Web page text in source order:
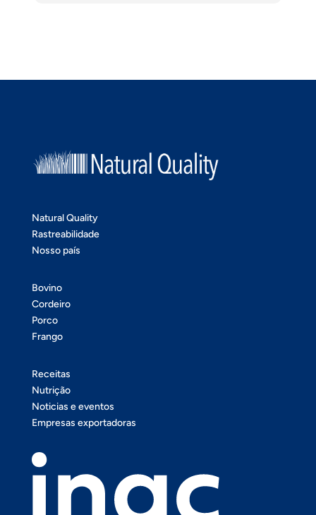
Natural Quality
Rastreabilidade
Nosso país
Bovino
Cordeiro
Porco
Frango
Receitas
Nutrição
Noticias e eventos
Empresas exportadoras